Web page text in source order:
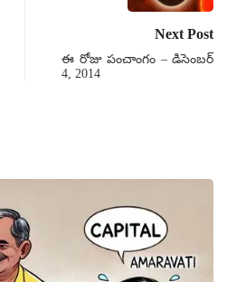
Next Post
ఈ రోజు పంచాంగం – డిసెంబర్
4, 2014